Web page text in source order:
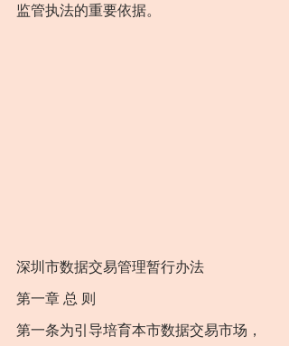
监管执法的重要依据。
深圳市数据交易管理暂行办法
第一章 总 则
第一条为引导培育本市数据交易市场，